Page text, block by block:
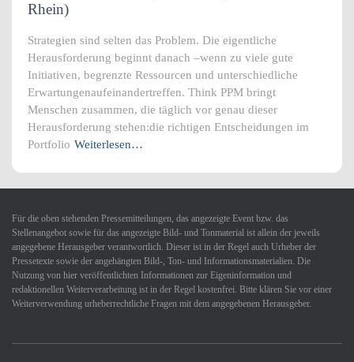
Rhein)
Strategien sind selten das Problem. Die eigentliche
Herausforderung beginnt danach –wenn zu viele gute
Initiativen, begrenzte Ressourcen und unterschiedliche
Erwartungenaufeinandertreffen. Think PPM bringt
Menschen zusammen, die täglich vor genau dieser
Herausforderung stehen:die richtigen Entscheidungen im
Portfolio Weiterlesen…
Für die oben stehenden Pressemitteilungen, das angezeigte Event bzw. das
Stellenangebot sowie für das angezeigte Bild- und Tonmaterial ist allein der jeweils
angegebene Herausgeber verantwortlich. Dieser ist in der Regel auch Urheber der
Pressetexte sowie der angehängten Bild-, Ton- und Informationsmaterialien. Die
Nutzung von hier veröffentlichten Informationen zur Eigeninformation und
redaktionellen Weiterverarbeitung ist in der Regel kostenfrei. Bitte klären Sie vor einer
Weiterverwendung urheberrechtliche Fragen mit dem angegebenen Herausgeber.